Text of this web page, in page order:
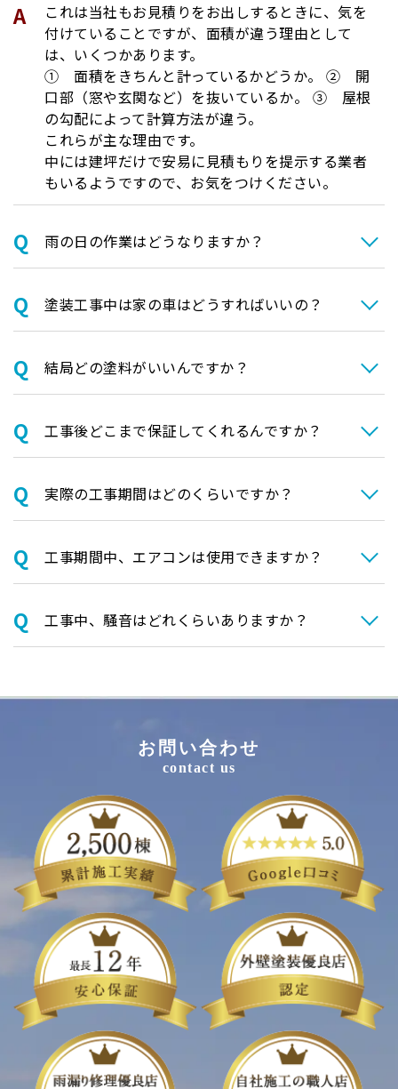
これは当社もお見積りをお出しするときに、気を
付けていることですが、面積が違う理由として
は、いくつかあります。
① 面積をきちんと計っているかどうか。 ② 開
口部（窓や玄関など）を抜いているか。 ③ 屋根
の勾配によって計算方法が違う。
これらが主な理由です。
中には建坪だけで安易に見積もりを提示する業者
もいるようですので、お気をつけください。
⾬の日の作業はどうなりますか？
塗装⼯事中は家の⾞はどうすればいいの？
結局どの塗料がいいんですか？
⼯事後どこまで保証してくれるんですか？
実際の⼯事期間はどのくらいですか？
⼯事期間中、エアコンは使⽤できますか？
⼯事中、騒⾳はどれくらいありますか？
お問い合わせ
contact us